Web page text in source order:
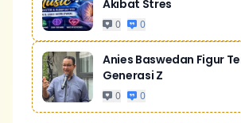
Akibat Stres
0 0
Anies Baswedan Figur
Generasi Z
0 0